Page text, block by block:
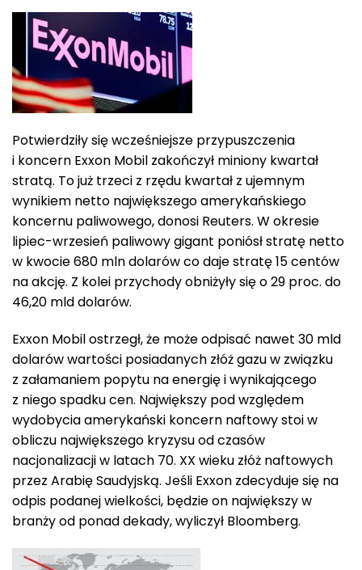
Potwierdziły się wcześniejsze przypuszczenia
i koncern Exxon Mobil zakończył miniony kwartał
stratą. To już trzeci z rzędu kwartał z ujemnym
wynikiem netto największego amerykańskiego
koncernu paliwowego, donosi Reuters. W okresie
lipiec-wrzesień paliwowy gigant poniósł stratę netto
w kwocie 680 mln dolarów co daje stratę 15 centów
na akcję. Z kolei przychody obniżyły się o 29 proc. do
46,20 mld dolarów.
Exxon Mobil ostrzegł, że może odpisać nawet 30 mld
dolarów wartości posiadanych złóż gazu w związku
z załamaniem popytu na energię i wynikającego
z niego spadku cen. Największy pod względem
wydobycia amerykański koncern naftowy stoi w
obliczu największego kryzysu od czasów
nacjonalizacji w latach 70. XX wieku złóż naftowych
przez Arabię Saudyjską. Jeśli Exxon zdecyduje się na
odpis podanej wielkości, będzie on największy w
branży od ponad dekady, wyliczył Bloomberg.